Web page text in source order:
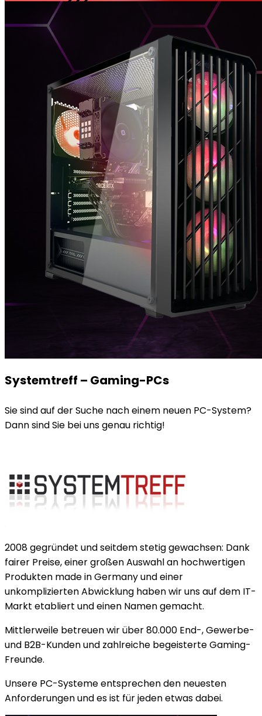
Systemtreff – Gaming-PCs
Sie sind auf der Suche nach einem neuen PC-System?
Dann sind Sie bei uns genau richtig!
2008 gegründet und seitdem stetig gewachsen: Dank
fairer Preise, einer großen Auswahl an hochwertigen
Produkten made in Germany und einer
unkomplizierten Abwicklung haben wir uns auf dem IT-
Markt etabliert und einen Namen gemacht.
Mittlerweile betreuen wir über 80.000 End-, Gewerbe-
und B2B-Kunden und zahlreiche begeisterte Gaming-
Freunde.
Unsere PC-Systeme entsprechen den neuesten
Anforderungen und es ist für jeden etwas dabei.